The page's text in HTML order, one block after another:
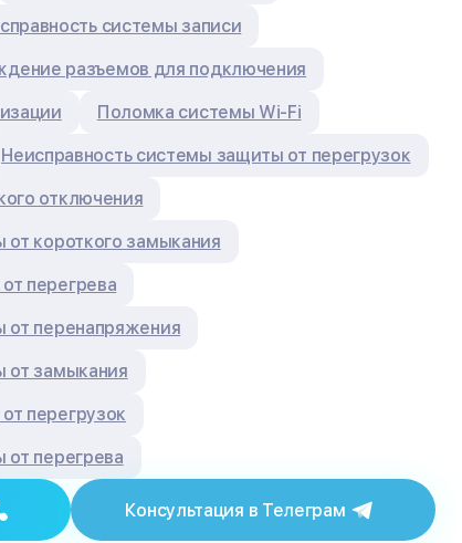
системы записи
разъемов для подключения
Поломка системы Wi-Fi
Неисправность системы защиты от перегрузок
отключения
короткого замыкания
перегрева
от перенапряжения
от замыкания
перегрузок
перегрева
Консультация в Телеграм